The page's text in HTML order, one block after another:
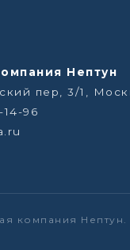
Нептун
пер, 3/1,
96
компания